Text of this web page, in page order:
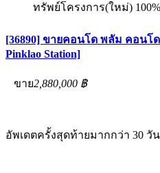
ทรัพย์โครงการ(ใหม่) 100%
[36890] ขายคอนโด พลัม คอนโ
Pinklao Station]
ขาย2,880,000 ฿
อัพเดตครั้งสุดท้ายมากกว่า 30 วัน